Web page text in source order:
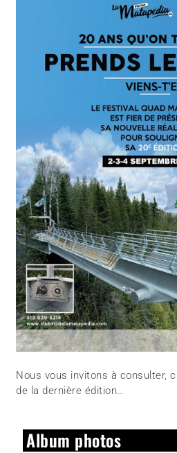
Nous vous invitons à consulter,
de la dernière édition…
Album photos